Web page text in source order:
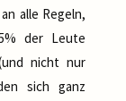
alle Regeln,
der Leute
nicht nur
sich ganz